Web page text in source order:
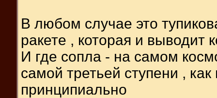
В любом случае это
ракете , которая и выводит
И где сопла - на самом
самой третьей ступени ,
принципиально